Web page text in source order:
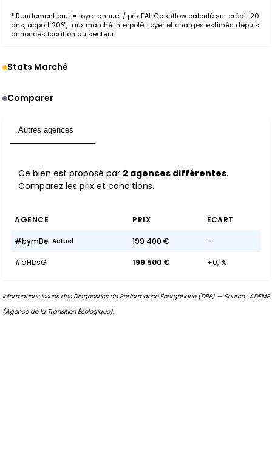
* Rendement brut = loyer annuel / prix FAI. Cashflow calculé sur crédit 20
ans, apport 20%, taux marché interpolé. Loyer et charges estimés depuis
annonces location du secteur.
Stats Marché
Comparer
Autres agences
Ce bien est proposé par 2 agences différentes.
Comparez les prix et conditions.
AGENCE PRIX ÉCART
#bymBe Actuel 199 400 € -
#aHbsG 199 500 € +0,1%
Informations issues des Diagnostics de Performance Énergétique (DPE) — Source : ADEME
(Agence de la Transition Écologique).